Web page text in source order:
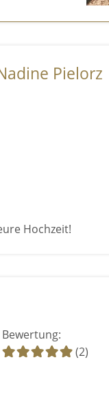
Pielorz
Hochzeit!
Bewertung:
(2)